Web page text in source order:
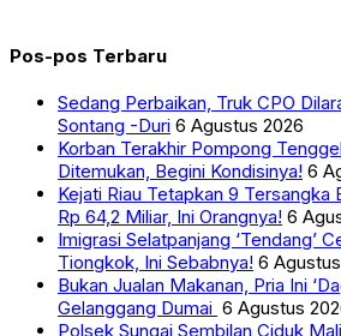
Pos-pos Terbaru
Sedang Perbaikan, Truk CPO
Sontang -Duri 6 Agustus 2026
Korban Terakhir Pompong
Ditemukan, Begini Kondisinya! 6
Kejati Riau Tetapkan 9 Tersangka
Rp 64,2 Miliar, Ini Orangnya! 6
Imigrasi Selatpanjang ‘Tendang’
Tiongkok, Ini Sebabnya! 6
Bukan Jualan Makanan, Pria Ini
Gelanggang Dumai 6 Agustus
Polsek Sungai Sembilan Ciduk